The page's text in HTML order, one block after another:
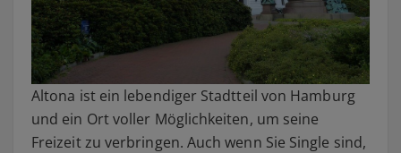
Altona ist ein lebendiger Stadtteil von Hamburg
und ein Ort voller Möglichkeiten, um seine
Freizeit zu verbringen. Auch wenn Sie Single sind,